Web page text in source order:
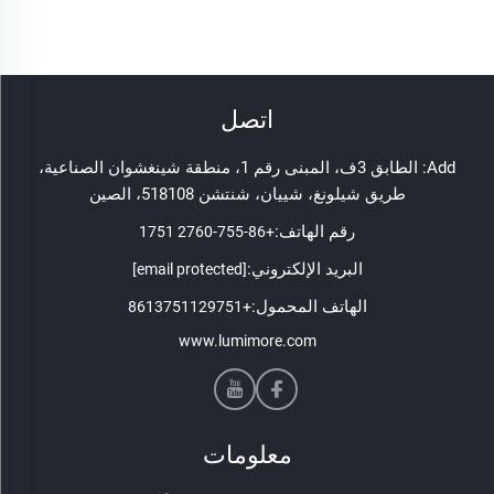
اتصل
Add: الطابق 3ف، المبنى رقم 1، منطقة شينغشوان الصناعية،
طريق شيلونغ، شييان، شنتشن 518108، الصين
رقم الهاتف:+86-755-2760 1751
البريد الإلكتروني:[email protected]
الهاتف المحمول:+8613751129751
www.lumimore.com
معلومات